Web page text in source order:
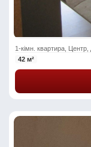
1-кімн. квартира,
42 м²